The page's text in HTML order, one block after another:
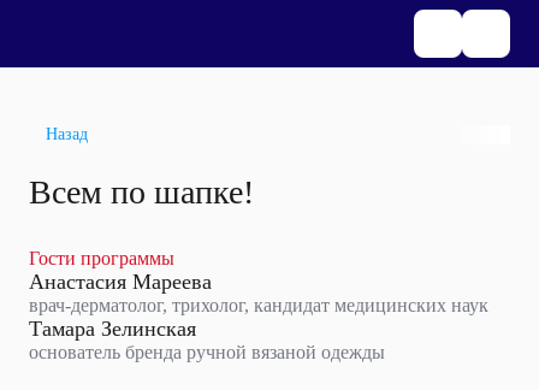
Назад
Всем по шапке!
Гости программы
Анастасия Мареева
врач-дерматолог, трихолог, кандидат медицинских наук
Тамара Зелинская
основатель бренда ручной вязаной одежды